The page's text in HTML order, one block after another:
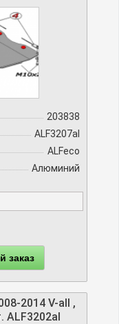
203838
ALF3207al
ALFeco
Алюминий
заказ
2014 V-all ,
ALF3202al